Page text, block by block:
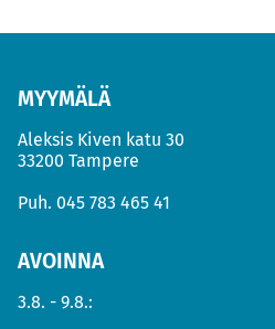
MYYMÄLÄ
Aleksis Kiven katu 30
33200 Tampere
Puh. 045 783 465 41
AVOINNA
3.8. - 9.8.: